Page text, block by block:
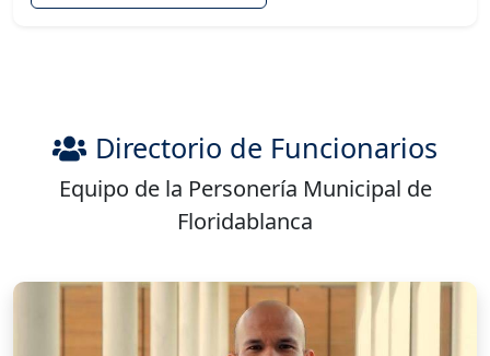
Directorio de Funcionarios
Equipo de la Personería Municipal de
Floridablanca